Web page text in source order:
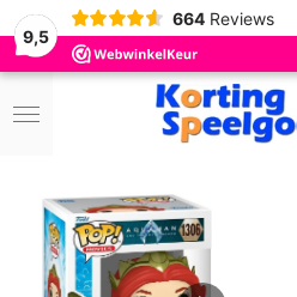
9,5
664 Reviews